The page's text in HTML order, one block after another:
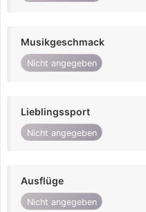
Musikgeschmack
Nicht angegeben
Lieblingssport
Nicht angegeben
Ausflüge
Nicht angegeben